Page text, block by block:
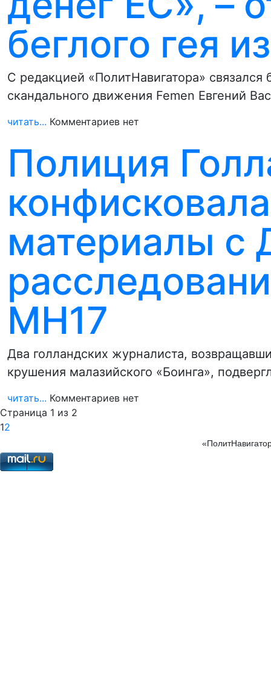
беглого гея
С редакцией «ПолитНавигатора»
скандального движения Femen Евгений
читать... Комментариев нет
Полиция
материалы с
MH17
Два голландских журналиста,
крушения малазийского «Боинга»,
читать... Комментариев нет
Страница 1 из 2
12